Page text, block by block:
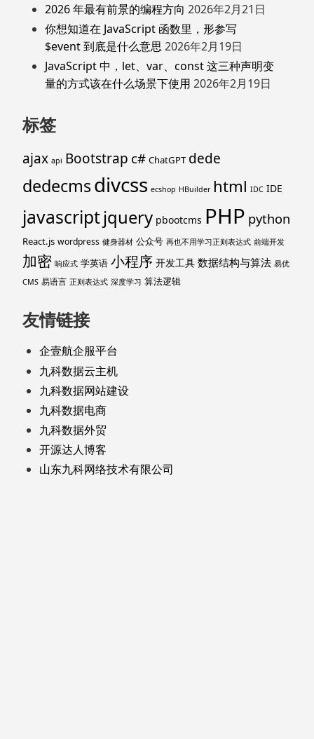
2026 年最有前景的编程方向 2026年2月21日
你想知道在 JavaScript 函数里，形参写
$event 到底是什么意思 2026年2月19日
JavaScript 中，let、var、const 这三种声明变
量的方式该在什么场景下使用 2026年2月19日
标签
ajax api Bootstrap c# ChatGPT dede
dedecmsdivcss ecshop HBuilder html IDC IDE
javascriptjquery pbootcms PHP python
React.js wordpress 健身器材 公众号 再也不用学习正则表达式 前端开发
加密 响应式 学英语 小程序 开发工具 数据结构与算法 易优
CMS 易语言 正则表达式 深度学习 算法逻辑
友情链接
企壹航企服平台
九科数据云主机
九科数据网站建设
九科数据电商
九科数据外贸
开源达人博客
山东九科网络技术有限公司